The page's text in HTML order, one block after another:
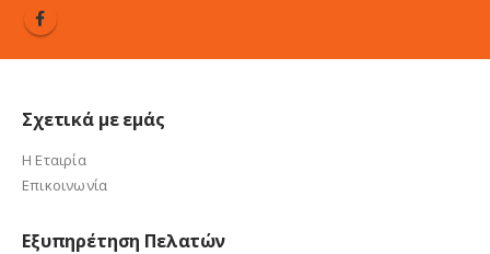
Σχετικά με εμάς
Η Εταιρία
Επικοινωνία
Εξυπηρέτηση Πελατών